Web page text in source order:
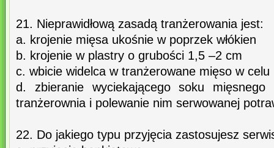
21. Nieprawidłową zasadą tranżerowania jest:
a. krojenie mięsa ukośnie w poprzek włókien
b. krojenie w plastry o grubości 1,5 –2 cm
c. wbicie widelca w tranżerowane mięso w
d. zbieranie wyciekającego soku mięsnego
tranżerownia i polewanie nim serwowanej
22. Do jakiego typu przyjęcia zastosujesz